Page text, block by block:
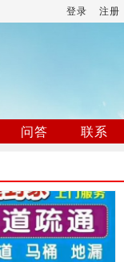
登录 注册
问答
联系